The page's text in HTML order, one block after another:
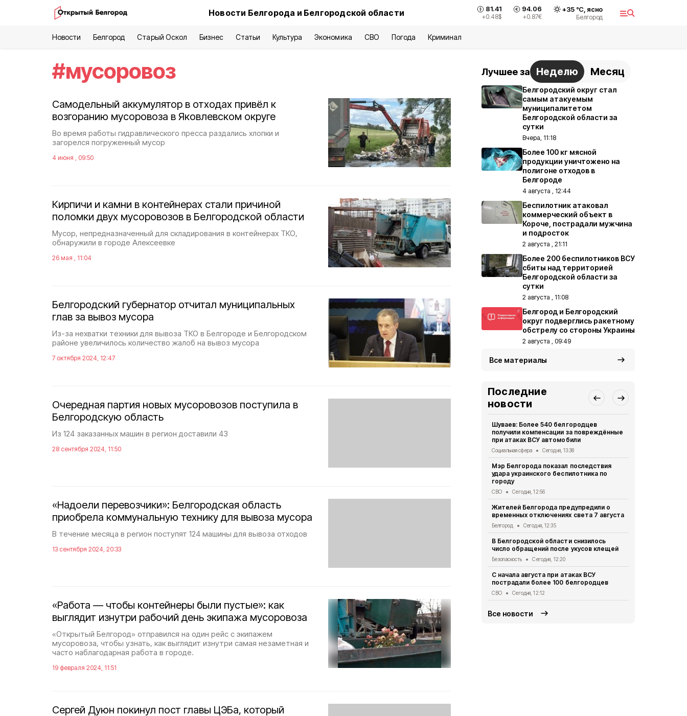
Новости Белгорода и Белгородской области 81.41
+0.48$
94.06
+0.87€
+35°С, ясно
Белгород
Новости Белгород Старый Оскол Бизнес Статьи Культура Экономика СВО Погода Криминал
#мусоровоз
Самодельный аккумулятор в отходах привёл к
возгоранию мусоровоза в Яковлевском округе
Во время работы гидравлического пресса раздались хлопки и
загорелся погруженный мусор
4 июня , 09:50
Кирпичи и камни в контейнерах стали причиной
поломки двух мусоровозов в Белгородской области
Мусор, непредназначенный для складирования в контейнерах ТКО,
обнаружили в городе Алексеевке
26 мая , 11:04
Белгородский губернатор отчитал муниципальных
глав за вывоз мусора
Из-за нехватки техники для вывоза ТКО в Белгороде и Белгородском
районе увеличилось количество жалоб на вывоз мусора
7 октября 2024, 12:47
Очередная партия новых мусоровозов поступила в
Белгородскую область
Из 124 заказанных машин в регион доставили 43
28 сентября 2024, 11:50
«Надоели перевозчики»: Белгородская область
приобрела коммунальную технику для вывоза мусора
В течение месяца в регион поступят 124 машины для вывоза отходов
13 сентября 2024, 20:33
«Работа — чтобы контейнеры были пустые»: как
выглядит изнутри рабочий день экипажа мусоровоза
«Открытый Белгород» отправился на один рейс с экипажем
мусоровоза, чтобы узнать, как выглядит изнутри самая незаметная и
часто наблагодарная работа в городе.
19 февраля 2024, 11:51
Сергей Дуюн покинул пост главы ЦЭБа, который
Лучшее за Неделю Месяц
Белгородский округ стал
самым атакуемым
муниципалитетом
Белгородской области за
сутки
Вчера, 11:18
Более 100 кг мясной
продукции уничтожено на
полигоне отходов в
Белгороде
4 августа , 12:44
Беспилотник атаковал
коммерческий объект в
Короче, пострадали мужчина
и подросток
2 августа , 21:11
Более 200 беспилотников ВСУ
сбиты над территорией
Белгородской области за
сутки
2 августа , 11:08
Белгород и Белгородский
округ подверглись ракетному
обстрелу со стороны Украины
2 августа , 09:49
Все материалы
Последние
новости
Шуваев: Более 540 белгородцев
получили компенсации за повреждённые
при атаках ВСУ автомобили
Социальная сфера Сегодня, 13:38
Мэр Белгорода показал последствия
удара украинского беспилотника по
городу
СВО Сегодня, 12:56
Жителей Белгорода предупредили о
временных отключениях света 7 августа
Белгород Сегодня, 12:35
В Белгородской области снизилось
число обращений после укусов клещей
Безопасность Сегодня, 12:20
С начала августа при атаках ВСУ
пострадали более 100 белгородцев
СВО Сегодня, 12:12
Все новости